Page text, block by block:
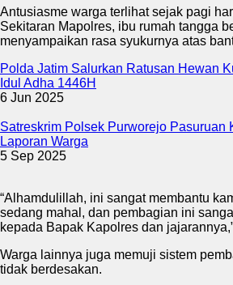
Antusiasme warga terlihat sejak pagi
Sekitaran Mapolres, ibu rumah tangga
menyampaikan rasa syukurnya atas
Polda Jatim Salurkan Ratusan Hewan
Idul Adha 1446H
6 Jun 2025
Satreskrim Polsek Purworejo Pasuruan
Laporan Warga
5 Sep 2025
“Alhamdulillah, ini sangat membantu
sedang mahal, dan pembagian ini
kepada Bapak Kapolres dan
Warga lainnya juga memuji sistem
tidak berdesakan.